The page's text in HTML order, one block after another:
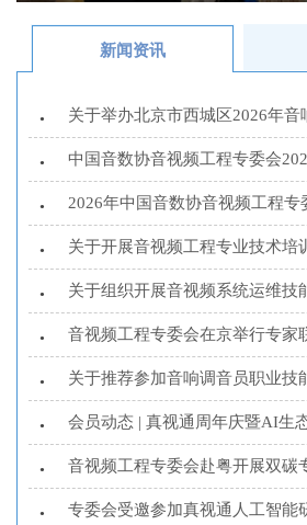
新闻资讯
•
• 中国音数协音视频工程专委会
• 2026年中国音数协音视频工程专
•
• 关于组织开展音视频系统运维技
• 音视频工程专委会在京举行专家
• 关于推荐参加音响调音员职业技
• 会员动态 | 真视通周年庆暨AI生
• 音视频工程专委会赴粤开展双碳
• 专委会受邀参加真视通人工智能